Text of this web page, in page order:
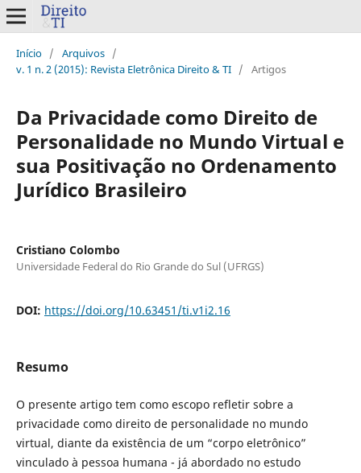
Início / Arquivos /
v. 1 n. 2 (2015): Revista Eletrônica Direito & TI / Artigos
Da Privacidade como Direito de
Personalidade no Mundo Virtual e
sua Positivação no Ordenamento
Jurídico Brasileiro
Cristiano Colombo
Universidade Federal do Rio Grande do Sul (UFRGS)
DOI: https://doi.org/10.63451/ti.v1i2.16
Resumo
O presente artigo tem como escopo refletir sobre a
privacidade como direito de personalidade no mundo
virtual, diante da existência de um “corpo eletrônico”
vinculado à pessoa humana - já abordado no estudo